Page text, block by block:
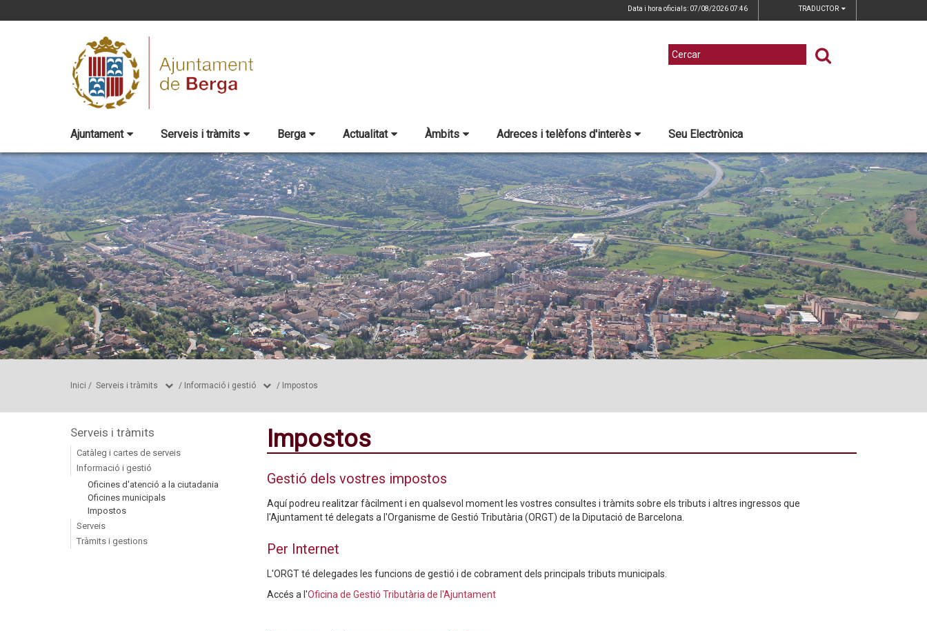
Data i hora oficials: 07/08/2026 07:46 TRADUCTOR
Ajuntament Serveis i tràmits Berga Actualitat Àmbits Adreces i telèfons d'interès Seu Electrònica
Inici / Serveis i tràmits / Informació i gestió / Impostos
Serveis i tràmits
Catàleg i cartes de serveis
Informació i gestió
Oficines d'atenció a la ciutadania
Oficines municipals
Impostos
Serveis
Tràmits i gestions
Impostos
Gestió dels vostres impostos
Aquí podreu realitzar fàcilment i en qualsevol moment les vostres consultes i tràmits sobre els tributs i altres ingressos que
l'Ajuntament té delegats a l'Organisme de Gestió Tributària (ORGT) de la Diputació de Barcelona.
Per Internet
L'ORGT té delegades les funcions de gestió i de cobrament dels principals tributs municipals.
Accés a l'Oficina de Gestió Tributària de l'Ajuntament